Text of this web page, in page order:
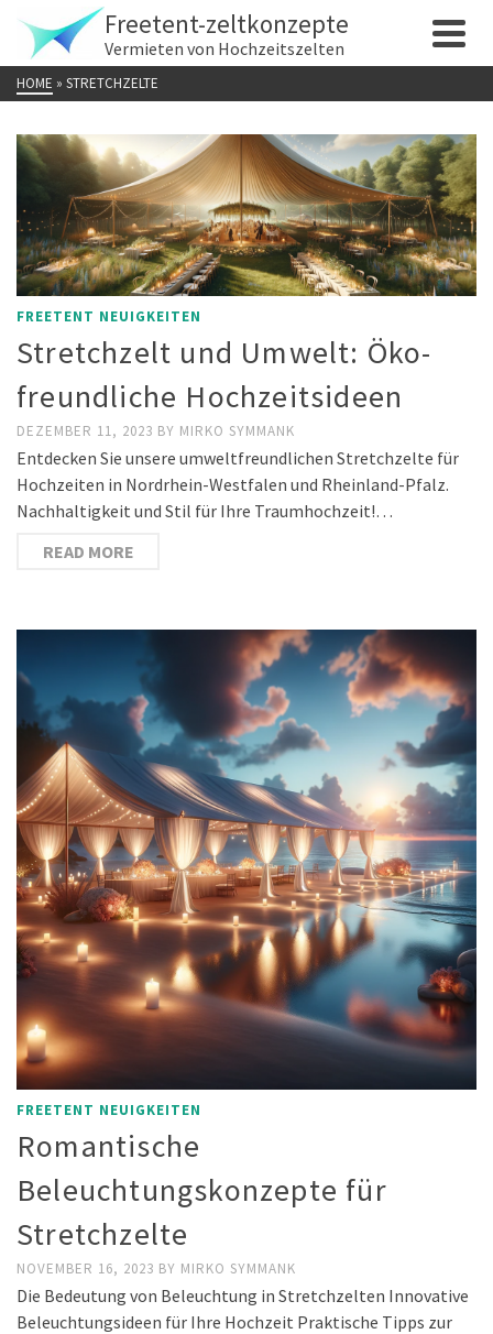
Freetent-zeltkonzepte
Vermieten von Hochzeitszelten
HOME » STRETCHZELTE
FREETENT NEUIGKEITEN
Stretchzelt und Umwelt: Öko-
freundliche Hochzeitsideen
DEZEMBER 11, 2023 BY MIRKO SYMMANK
Entdecken Sie unsere umweltfreundlichen Stretchzelte für
Hochzeiten in Nordrhein-Westfalen und Rheinland-Pfalz.
Nachhaltigkeit und Stil für Ihre Traumhochzeit!…
READ MORE
FREETENT NEUIGKEITEN
Romantische
Beleuchtungskonzepte für
Stretchzelte
NOVEMBER 16, 2023 BY MIRKO SYMMANK
Die Bedeutung von Beleuchtung in Stretchzelten Innovative
Beleuchtungsideen für Ihre Hochzeit Praktische Tipps zur